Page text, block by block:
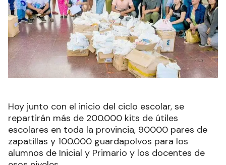
Hoy junto con el inicio del ciclo escolar, se
repartirán más de 200.000 kits de útiles
escolares en toda la provincia, 90000 pares de
zapatillas y 100.000 guardapolvos para los
alumnos de Inicial y Primario y los docentes de